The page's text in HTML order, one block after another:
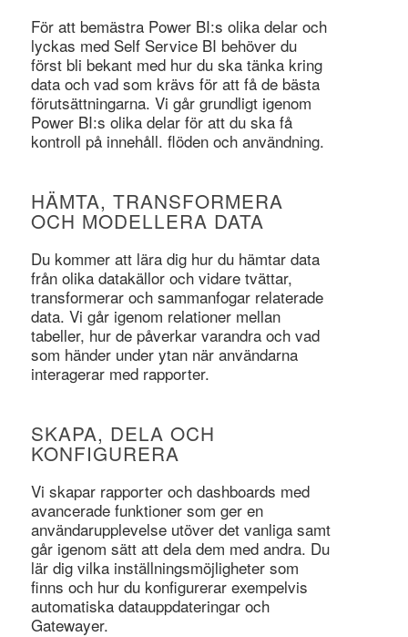
För att bemästra Power BI:s olika delar och
lyckas med Self Service BI behöver du
först bli bekant med hur du ska tänka kring
data och vad som krävs för att få de bästa
förutsättningarna. Vi går grundligt igenom
Power BI:s olika delar för att du ska få
kontroll på innehåll. flöden och användning.
HÄMTA, TRANSFORMERA
OCH MODELLERA DATA
Du kommer att lära dig hur du hämtar data
från olika datakällor och vidare tvättar,
transformerar och sammanfogar relaterade
data. Vi går igenom relationer mellan
tabeller, hur de påverkar varandra och vad
som händer under ytan när användarna
interagerar med rapporter.
SKAPA, DELA OCH
KONFIGURERA
Vi skapar rapporter och dashboards med
avancerade funktioner som ger en
användarupplevelse utöver det vanliga samt
går igenom sätt att dela dem med andra. Du
lär dig vilka inställningsmöjligheter som
finns och hur du konfigurerar exempelvis
automatiska datauppdateringar och
Gatewayer.